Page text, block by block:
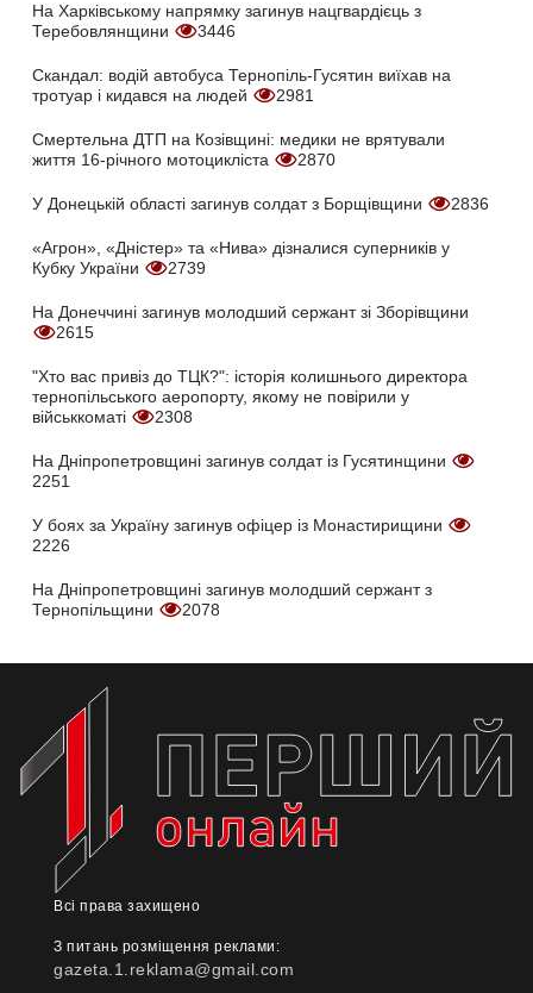
На Харківському напрямку загинув нацгвардієць з
Теребовлянщини
3446
Скандал: водій автобуса Тернопіль-Гусятин виїхав на
тротуар і кидався на людей
2981
Смертельна ДТП на Козівщині: медики не врятували
життя 16-річного мотоцикліста
2870
У Донецькій області загинув солдат з Борщівщини 2836
«Агрон», «Дністер» та «Нива» дізналися суперників у
Кубку України
2739
На Донеччині загинув молодший сержант зі Зборівщини
2615
"Хто вас привіз до ТЦК?": історія колишнього директора
тернопільського аеропорту, якому не повірили у
військкоматі
2308
На Дніпропетровщині загинув солдат із Гусятинщини
2251
У боях за Україну загинув офіцер із Монастирищини
2226
На Дніпропетровщині загинув молодший сержант з
Тернопільщини
2078
Всі права захищено
З питань розміщення реклами:
gazeta.1.reklama@gmail.com